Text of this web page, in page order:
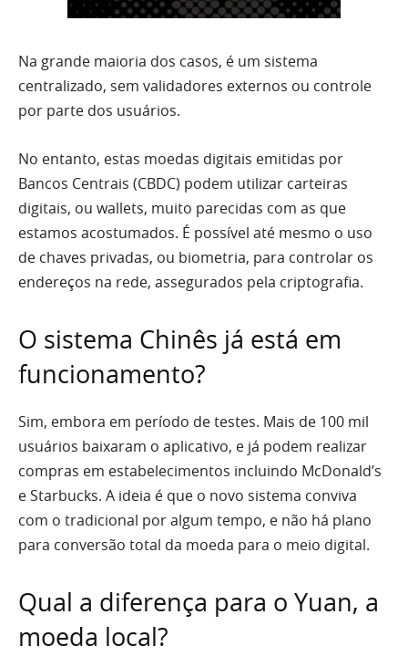
Na grande maioria dos casos, é um sistema
centralizado, sem validadores externos ou controle
por parte dos usuários.
No entanto, estas moedas digitais emitidas por
Bancos Centrais (CBDC) podem utilizar carteiras
digitais, ou wallets, muito parecidas com as que
estamos acostumados. É possível até mesmo o uso
de chaves privadas, ou biometria, para controlar os
endereços na rede, assegurados pela criptografia.
O sistema Chinês já está em
funcionamento?
Sim, embora em período de testes. Mais de 100 mil
usuários baixaram o aplicativo, e já podem realizar
compras em estabelecimentos incluindo McDonald’s
e Starbucks. A ideia é que o novo sistema conviva
com o tradicional por algum tempo, e não há plano
para conversão total da moeda para o meio digital.
Qual a diferença para o Yuan, a
moeda local?